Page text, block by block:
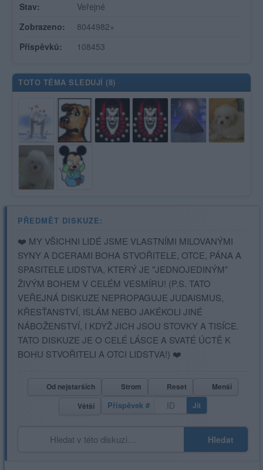
Stav:
Veřejné
Zobrazeno:
8044982×
Příspěvků:
108453
TOTO TÉMA SLEDUJÍ (8)
PŘEDMĚT DISKUZE:
❤️ MY VŠICHNI LIDÉ JSME VLASTNÍMI MILOVANÝMI
SYNY A DCERAMI BOHA STVOŘITELE, OTCE, PÁNA A
SPASITELE LIDSTVA, KTERÝ JE "JEDNOJEDINÝM"
ŽIVÝM BOHEM V CELÉM VESMÍRU! (P.S. TATO
VEŘEJNÁ DISKUZE NEPROPAGUJE JUDAISMUS,
KŘESŤANSTVÍ, ISLÁM NEBO JAKÉKOLI JINÉ
NÁBOŽENSTVÍ, I KDYŽ JICH JSOU STOVKY A TISÍCE.
TATO DISKUZE JE O CELÉ LÁSCE A SVATÉ ÚCTĚ K
BOHU STVOŘITELI A OTCI LIDSTVA!) ❤️
Od nejstarších Strom Reset
Menší
Větší
Příspěvek # Jít
Hledat